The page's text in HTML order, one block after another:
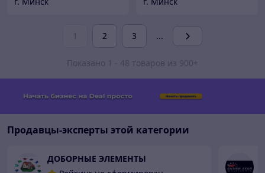
1 2 3 ...
Показано 1 - 48 товаров из 900+
Продавцы-эксперты этой категории
ДОБОРНЫЕ ЭЛЕМЕНТЫ